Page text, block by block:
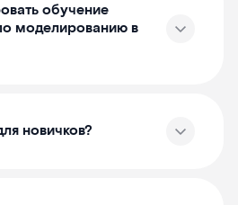
обучение
моделированию в
новичков?